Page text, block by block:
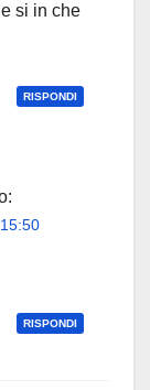
si in che
RISPONDI
RISPONDI